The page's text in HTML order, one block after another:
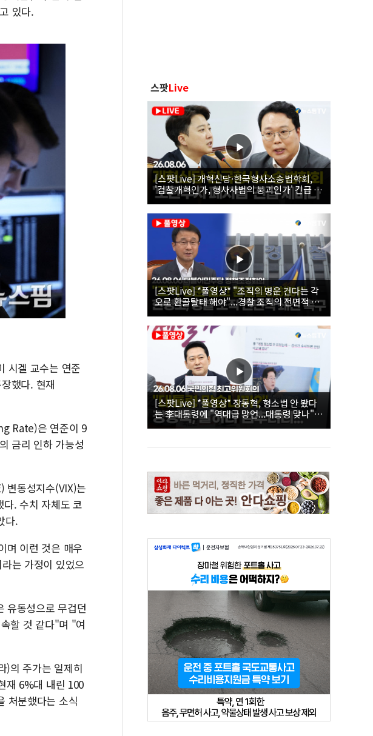
있다.
시겔 교수는 연준
했다. 현재
Rate)은 연준이 9
금리 인하 가능성
변동성지수(VIX)는
. 수치 자체도 코
다.
며 이런 것은 매우
는 가정이 있었으
유동성으로 무겁던
할 것 같다"며 "여
)의 주가는 일제히
재 6%대 내린 100
처분했다는 소식
스팟Live
[스팟Live] 개혁신당·한국형사소송법학회,
'검찰개혁인가, 형사사법의 붕괴인가' 긴급 세
미나｜26.08.06
[스팟Live] *풀영상* "조직의 명운 건다는 각
오로 환골탈태 해야"...경찰 조직의 전면적 쇄
신 촉구한 한병도 | 26.08.06 더불어민주당 정
책조정회의
[스팟Live] *풀영상* 장동혁, 형소법 안 봤다
는 李대통령에 "역대급 망언...대통령 맞나"｜
26.08.06 국민의힘 최고위원회의